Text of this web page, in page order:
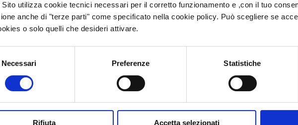
Sito utilizza cookie tecnici necessari per il corretto funzionamento e ,con il tuo
anche di "terze parti" come specificato nella cookie policy. Può scegliere se
o solo quelli che desideri attivare.
Necessari Preferenze Statistiche
Rifiuta Accetta selezionati
Hai bisogno di
Chiamaci al